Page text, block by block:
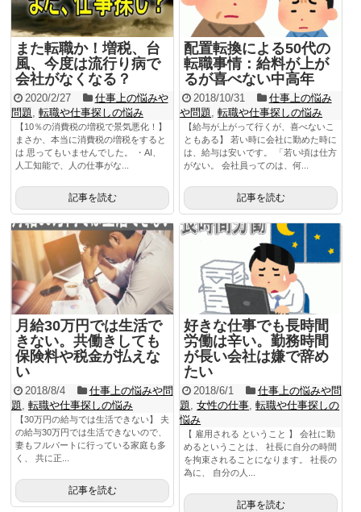
また転職か！増税、台
風、今度は流行り病で
会社がなくなる？
2020/2/27
仕事上の悩みや
問題, 転職や仕事探しの悩み
【10％の消費税の増税で景気悪化！】
まさか、本当に消費税の増税をすると
は 思ってもいませんでした。 ・AI、
人工知能で、人の仕事がな...
記事を読む
配置転換による50代の
転職事情：給料が上が
るが喜べない中高年
2018/10/31
仕事上の悩み
や問題,転職や仕事探しの悩み
【給与が上がって行くが、喜べないこ
ともある】 若い時に会社に勤めた時に
は、給与は安いです。 「若い頃は仕方
がない。 会社員ってのは、何...
記事を読む
月給30万円では生活で
きない。共働きしても
保険料や税金が払えな
い
2018/8/4
仕事上の悩みや問
題, 転職や仕事探しの悩み
【30万円の給与では生活できない】 夫
の給与30万円では生活できないので、
妻もフルパートに行っている家庭も多
く、 共に正...
記事を読む
好きな仕事でも長時間
労働は辛い。勤務時間
が長い会社は嫌で辞め
たい
2018/6/1
仕事上の悩みや問
題,女性の仕事,転職や仕事探しの
悩み
【 雇用される ということ 】 会社に勤
めるということは、 社長に自分の時間
を拘束されることになります。 社長の
為に、 自分の人...
記事を読む